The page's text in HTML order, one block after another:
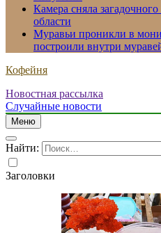
Камера сняла
области
Муравьи проникли в
построили внутри
Кофейня
Новостная рассылка
Случайные новости
Меню
Найти:
Заголовки